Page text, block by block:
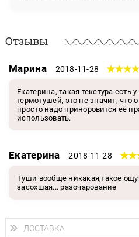
Отзывы
Марина 2018-11-28
Екатерина, такая текстура есть
термотушей, это не значит, что
просто надо приноровится её
использовать.
Екатерина 2018-11-28
Туши вообще никакая,такое
засохшая... разочарование
ДОСТАВКА